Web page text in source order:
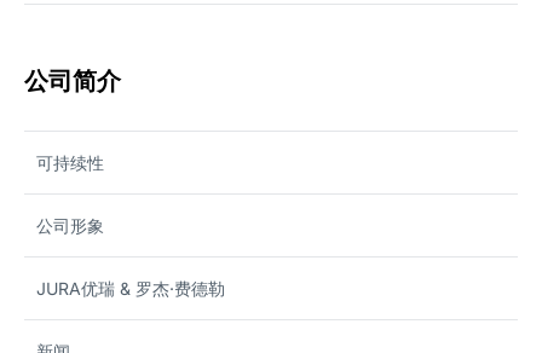
公司简介
可持续性
公司形象
JURA优瑞 & 罗杰·费德勒